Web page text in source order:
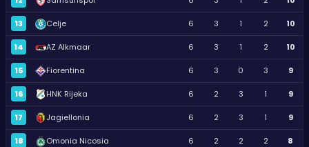
13 Celje 6 3 1 2 10
14 AZ Alkmaar 6 3 1 2 10
15 Fiorentina 6 3 0 3 9
16 HNK Rijeka 6 2 3 1 9
17 Jagiellonia 6 2 3 1 9
18 Omonia Nicosia 6 2 2 2 8